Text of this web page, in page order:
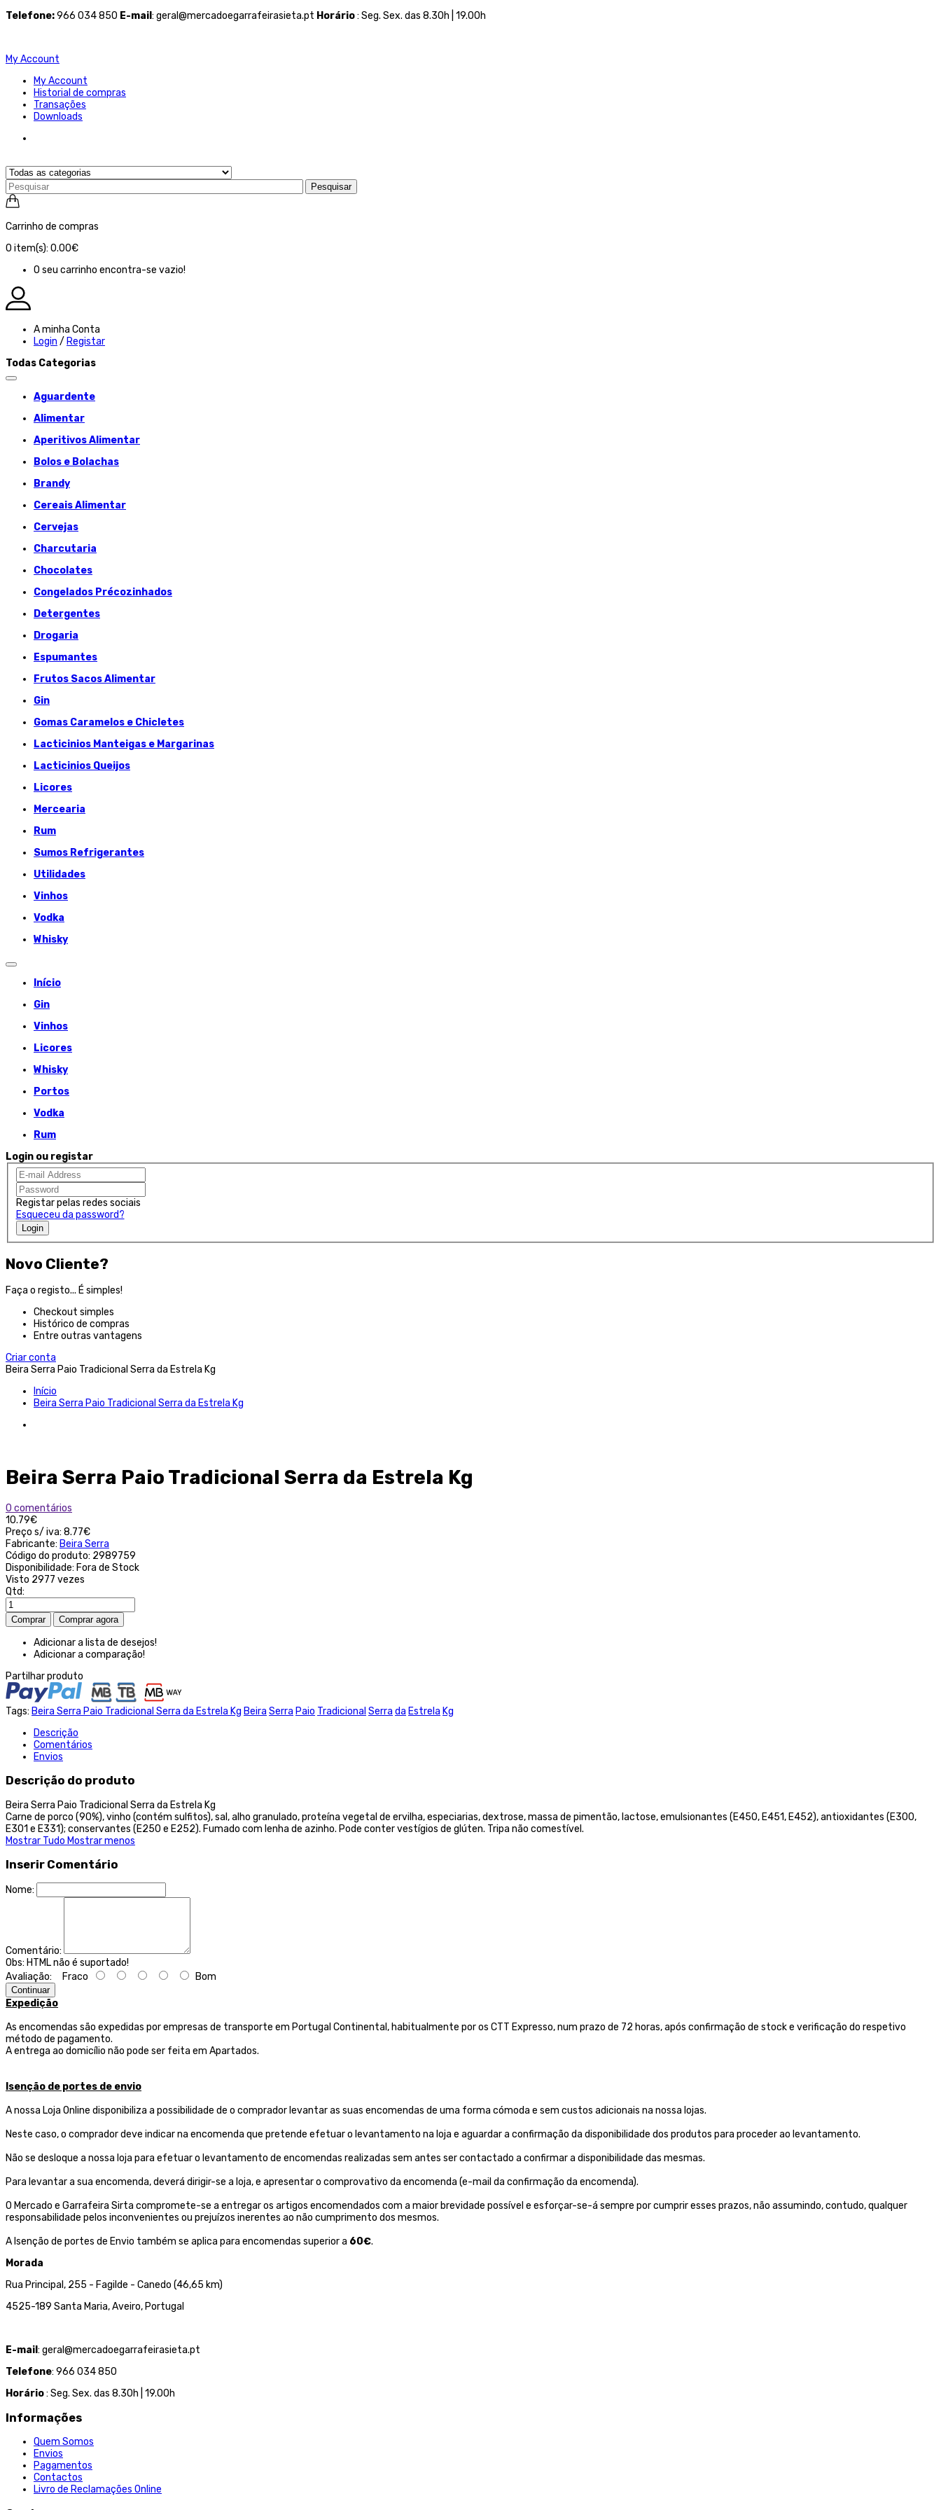
Telefone:966 034 850 E-mail : geral@mercadoegarrafeirasieta.pt Horário: Seg. Sex. das 8.30h | 19.00h
My Account
My Account
Historial de compras
Transações
Downloads
Pesquisar
Carrinho de compras
0 item(s): 0.00€
O seu carrinho encontra-se vazio!
A minha Conta
Login / Registar
Todas Categorias
Aguardente
Alimentar
Aperitivos Alimentar
Bolos e Bolachas
Brandy
Cereais Alimentar
Cervejas
Charcutaria
Chocolates
Congelados Précozinhados
Detergentes
Drogaria
Espumantes
Frutos Sacos Alimentar
Gin
Gomas Caramelos e Chicletes
Lacticinios Manteigas e Margarinas
Lacticinios Queijos
Licores
Mercearia
Rum
Sumos Refrigerantes
Utilidades
Vinhos
Vodka
Whisky
Início
Gin
Vinhos
Licores
Whisky
Portos
Vodka
Rum
Login ou registar
Registar pelas redes sociais
Esqueceu da password?
Login
Novo Cliente?
Faça o registo... É simples!
Checkout simples
Histórico de compras
Entre outras vantagens
Criar conta
Beira Serra Paio Tradicional Serra da Estrela Kg
Início
Beira Serra Paio Tradicional Serra da Estrela Kg
Beira Serra Paio Tradicional Serra da Estrela Kg
0 comentários
10.79€
Preço s/ iva: 8.77€
Fabricante: Beira Serra
Código do produto: 2989759
Disponibilidade: Fora de Stock
Visto 2977 vezes
Qtd:
Adicionar a lista de desejos!
Adicionar a comparação!
Partilhar produto
Tags: Beira Serra Paio Tradicional Serra da Estrela Kg Beira Serra Paio Tradicional Serra da Estrela Kg
Descrição
Comentários
Envios
Descrição do produto
Beira Serra Paio Tradicional Serra da Estrela Kg
Carne de porco (90%), vinho (contém sulfitos), sal, alho granulado, proteína vegetal de ervilha, especiarias, dextrose, massa de pimentão, lactose, emulsionantes (E450, E451, E452), antioxidantes (E300,
E301 e E331); conservantes (E250 e E252). Fumado com lenha de azinho. Pode conter vestígios de glúten. Tripa não comestível.
Mostrar Tudo Mostrar menos
Inserir Comentário
Nome:
Comentário:
Obs: HTML não é suportado!
Avaliação: Fraco Bom
Continuar
Expedição
As encomendas são expedidas por empresas de transporte em Portugal Continental, habitualmente por os CTT Expresso,num prazo de 72 horas, após confirmação de stock e verificação do respetivo
método de pagamento.
A entrega ao domicílio não pode ser feita em Apartados.
Isenção de portes de envio
A nossa Loja Online disponibiliza a possibilidade de o comprador levantar as suas encomendas de uma forma cómoda e sem custos adicionais na nossa lojas.
Neste caso, o comprador deve indicar na encomenda que pretende efetuar o levantamento na loja e aguardar a confirmação da disponibilidade dos produtos para proceder ao levantamento.
Não se desloque a nossa loja para efetuar o levantamento de encomendas realizadas sem antes ser contactado a confirmar a disponibilidade das mesmas.
Para levantar a sua encomenda, deverá dirigir-se a loja, e apresentar o comprovativo da encomenda (e-mail da confirmação da encomenda).
O Mercado e Garrafeira Sirta compromete-se a entregar os artigos encomendados com a maior brevidade possível e esforçar-se-á sempre por cumprir esses prazos, não assumindo, contudo, qualquer
responsabilidade pelos inconvenientes ou prejuízos inerentes ao não cumprimento dos mesmos.
A Isenção de portes de Envio também se aplica para encomendas superior a 60€.
Morada
Rua Principal, 255 - Fagilde - Canedo (46,65 km)
4525-189 Santa Maria, Aveiro, Portugal
E-mail: geral@mercadoegarrafeirasieta.pt
Telefone: 966 034 850
Horário: Seg. Sex. das 8.30h | 19.00h
Informações
Quem Somos
Envios
Pagamentos
Contactos
Livro de Reclamações Online